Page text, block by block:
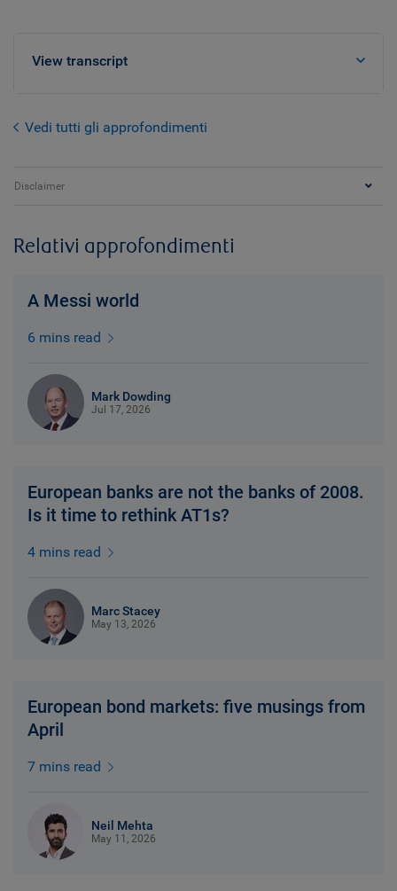
View transcript
Vedi tutti gli approfondimenti
Disclaimer
Relativi approfondimenti
A Messi world
6 mins read
Mark Dowding
Jul 17, 2026
European banks are not the banks of 2008.
Is it time to rethink AT1s?
4 mins read
Marc Stacey
May 13, 2026
European bond markets: five musings from
April
7 mins read
Neil Mehta
May 11, 2026